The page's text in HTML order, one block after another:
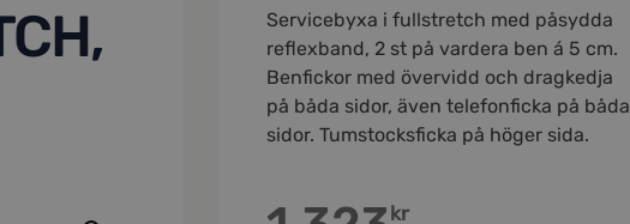
Servicebyxa i fullstretch med påsydda
reflexband, 2 st på vardera ben á 5 cm.
Benfickor med övervidd och dragkedja
på båda sidor, även telefonficka på båda
sidor. Tumstocksficka på höger sida.
kr